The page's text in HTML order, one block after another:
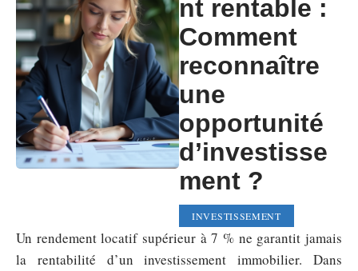
nt rentable :
Comment
reconnaître
une
opportunité
d’investisse
ment ?
INVESTISSEMENT
Un rendement locatif supérieur à 7 % ne garantit jamais
la rentabilité d’un investissement immobilier. Dans